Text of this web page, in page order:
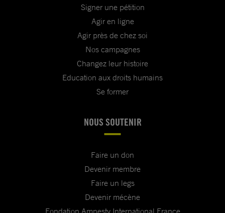
Signer une pétition
Agir en ligne
Agir près de chez soi
Nos campagnes
Changez leur histoire
Education aux droits humains
Se former
NOUS SOUTENIR
Faire un don
Devenir membre
Faire un legs
Devenir mécène
Fondation Amnesty International France